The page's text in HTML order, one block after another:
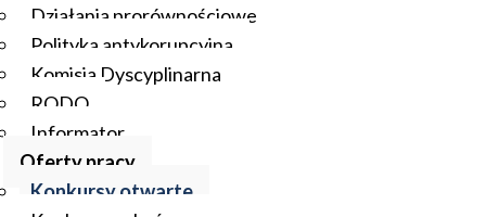
Działania prorównościowe
Polityka antykorupcyjna
Komisja Dyscyplinarna
RODO
Informator
Oferty pracy
Konkursy otwarte